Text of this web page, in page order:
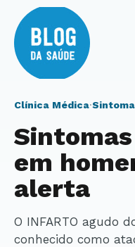
Clínica Médica·
em
alerta
O INFARTO agudo do miocárdio, também
conhecido como